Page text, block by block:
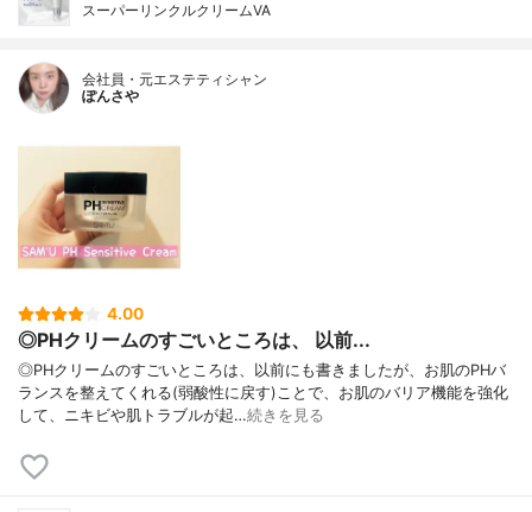
スーパーリンクルクリームVA
会社員・元エステティシャン
ぽんさや
4.00
◎PHクリームのすごいところは、 以前...
◎PHクリームのすごいところは、以前にも書きましたが、お肌のPHバ
ランスを整えてくれる(弱酸性に戻す)ことで、お肌のバリア機能を強化
して、ニキビや肌トラブルが起…続きを見る